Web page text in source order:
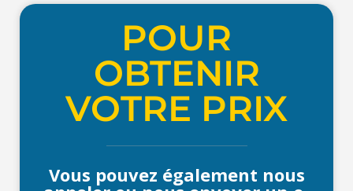
POUR
OBTENIR
VOTRE PRIX
Vous pouvez également nous